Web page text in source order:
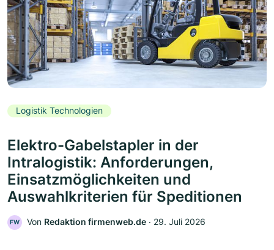
Logistik Technologien
Elektro-Gabelstapler in der
Intralogistik: Anforderungen,
Einsatzmöglichkeiten und
Auswahlkriterien für Speditionen
FW Von Redaktion firmenweb.de ‧ 29. Juli 2026